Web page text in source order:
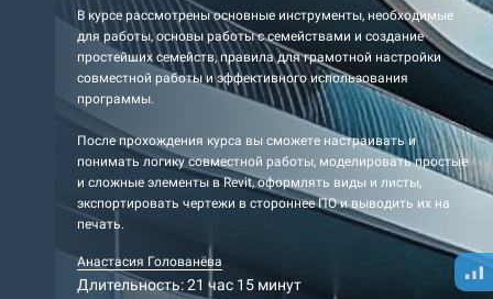
В курсе рассмотрены основные инструменты, необходимые
для работы, основы работы с семействами и создание
простейших семейств, правила для грамотной настройки
совместной работы и эффективного использования
программы.
После прохождения курса вы сможете настраивать и
понимать логику совместной работы, моделировать простые
и сложные элементы в Revit, оформлять виды и листы,
экспортировать чертежи в стороннее ПО и выводить их на
печать.
Анастасия Голованёва
Длительность: 21 час 15 минут